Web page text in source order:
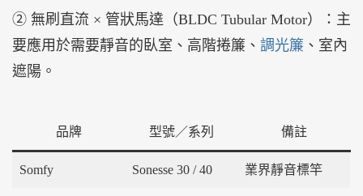
② 無刷直流 × 管狀馬達（BLDC Tubular Motor）：主
要應用於需要靜音的臥室、高階捲簾、 調光簾 、室內
遮陽。
品牌 型號／系列 備註
Somfy Sonesse 30 / 40 業界靜音標竿